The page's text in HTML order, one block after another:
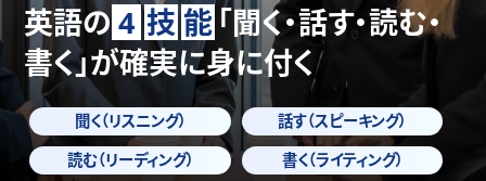
英語の 4 技能 「聞く・話す・読む・
書く」が確実に身に付く
聞く（リスニング）
話す（スピーキング）
読む（リーディング）
書く（ライティング）